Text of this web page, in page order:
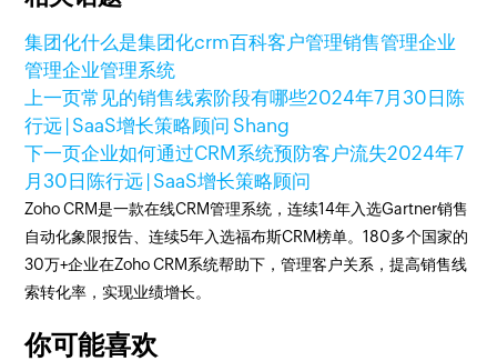
集团化什么是集团化crm百科客户管理销售管理企业
管理企业管理系统
上一页常见的销售线索阶段有哪些2024年7月30日 陈
行远 | SaaS增长策略顾问 Shang
下一页企业如何通过CRM系统预防客户流失2024年7
月30日 陈行远 | SaaS增长策略顾问
Zoho CRM是一款在线CRM管理系统，连续14年入选Gartner销售
自动化象限报告、连续5年入选福布斯CRM榜单。180多个国家的
30万+企业在Zoho CRM系统帮助下，管理客户关系，提高销售线
索转化率，实现业绩增长。
你可能喜欢